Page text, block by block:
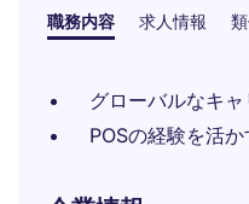
職務内容 求人情報
グローバルなキャ
POSの経験を活か